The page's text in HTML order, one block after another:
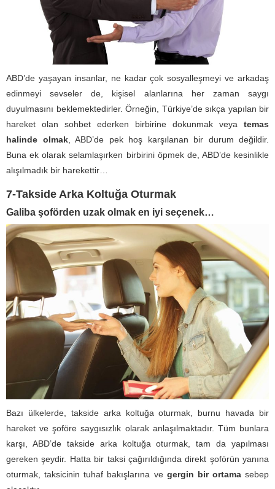
ABD’de yaşayan insanlar, ne kadar çok sosyalleşmeyi ve arkadaş
edinmeyi sevseler de, kişisel alanlarına her zaman saygı
duyulmasını beklemektedirler. Örneğin, Türkiye’de sıkça yapılan bir
hareket olan sohbet ederken birbirine dokunmak veya temas
halinde olmak, ABD’de pek hoş karşılanan bir durum değildir.
Buna ek olarak selamlaşırken birbirini öpmek de, ABD’de kesinlikle
alışılmadık bir harekettir…
7-Takside Arka Koltuğa Oturmak
Galiba şoförden uzak olmak en iyi seçenek…
Bazı ülkelerde, takside arka koltuğa oturmak, burnu havada bir
hareket ve şoföre saygısızlık olarak anlaşılmaktadır. Tüm bunlara
karşı, ABD’de takside arka koltuğa oturmak, tam da yapılması
gereken şeydir. Hatta bir taksi çağırıldığında direkt şoförün yanına
oturmak, taksicinin tuhaf bakışlarına ve gergin bir ortamasebep